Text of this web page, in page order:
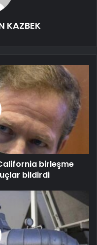
KAZBEK
birleşme
bildirdi